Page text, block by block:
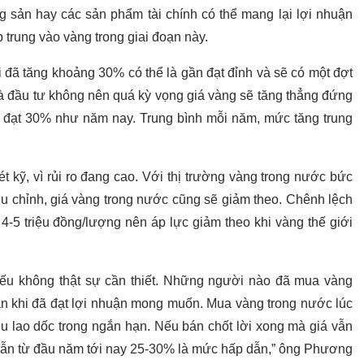
sản hay các sản phẩm tài chính có thể mang lại lợi nhuận
vào vàng trong giai đoạn này.
tăng khoảng 30% có thể là gần đạt đỉnh và sẽ có một đợt
tư không nên quá kỳ vọng giá vàng sẽ tăng thẳng đứng
30% như năm nay. Trung bình mỗi năm, mức tăng trung
kỹ, vì rủi ro đang cao. Với thị trường vàng trong nước bức
chỉnh, giá vàng trong nước cũng sẽ giảm theo. Chênh lệch
5 triệu đồng/lượng nên áp lực giảm theo khi vàng thế giới
không thật sự cần thiết. Những người nào đã mua vàng
khi đã đạt lợi nhuận mong muốn. Mua vàng trong nước lúc
lao dốc trong ngắn hạn. Nếu bán chốt lời xong mà giá vẫn
từ đầu năm tới nay 25-30% là mức hấp dẫn,” ông Phương